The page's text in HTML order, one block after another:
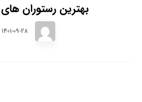
بهترین رستوران
1401-09-28